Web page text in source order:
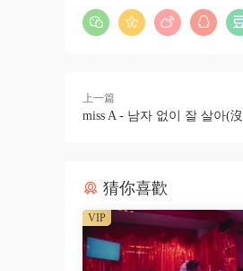
上一篇
miss A - 남자 없이 잘 살아(
猜你喜歡
VIP